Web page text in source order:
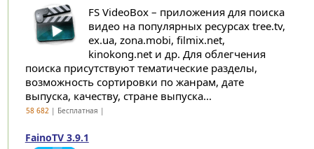
FS VideoBox – приложения для поиска
видео на популярных ресурсах tree.tv,
ex.ua, zona.mobi, filmix.net,
kinokong.net и др. Для облегчения
поиска присутствуют тематические разделы,
возможность сортировки по жанрам, дате
выпуска, качеству, стране выпуска...
58 682| Бесплатная |
FainoTV 3.9.1